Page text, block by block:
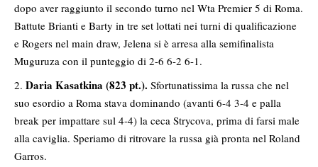
dopo aver raggiunto il secondo turno nel Wta Premier 5 di Roma.
Battute Brianti e Barty in tre set lottati nei turni di qualificazione
e Rogers nel main draw, Jelena si è arresa alla semifinalista
Muguruza con il punteggio di 2-6 6-2 6-1.
Daria Kasatkina (823 pt.). Sfortunatissima la russa che nel
suo esordio a Roma stava dominando (avanti 6-4 3-4 e palla
break per impattare sul 4-4) la ceca Strycova, prima di farsi male
alla caviglia. Speriamo di ritrovare la russa già pronta nel Roland
Garros.